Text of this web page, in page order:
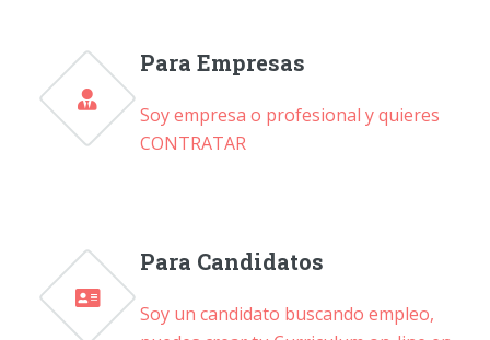
Para Empresas
Soy empresa o profesional y quieres
CONTRATAR
Para Candidatos
Soy un candidato buscando empleo,